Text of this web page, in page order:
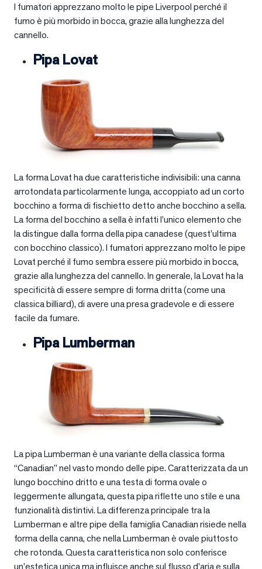
I fumatori apprezzano molto le pipe Liverpool perché il
fumo è più morbido in bocca, grazie alla lunghezza del
cannello.
Pipa Lovat
La forma Lovat ha due caratteristiche indivisibili: una canna
arrotondata particolarmente lunga, accoppiato ad un corto
bocchino a forma di fischietto detto anche bocchino a sella.
La forma del bocchino a sella è infatti l’unico elemento che
la distingue dalla forma della pipa canadese (quest’ultima
con bocchino classico). I fumatori apprezzano molto le pipe
Lovat perché il fumo sembra essere più morbido in bocca,
grazie alla lunghezza del cannello. In generale, la Lovat ha la
specificità di essere sempre di forma dritta (come una
classica billiard), di avere una presa gradevole e di essere
facile da fumare.
Pipa Lumberman
La pipa Lumberman è una variante della classica forma
“Canadian” nel vasto mondo delle pipe. Caratterizzata da un
lungo bocchino dritto e una testa di forma ovale o
leggermente allungata, questa pipa riflette uno stile e una
funzionalità distintivi. La differenza principale tra la
Lumberman e altre pipe della famiglia Canadian risiede nella
forma della canna, che nella Lumberman è ovale piuttosto
che rotonda. Questa caratteristica non solo conferisce
un’estetica unica ma influisce anche sul flusso d’aria e sulla